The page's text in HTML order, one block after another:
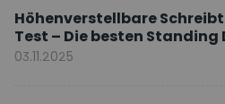
Höhenverstellbare
Test – Die besten Standing
Vergleich
03.11.2025